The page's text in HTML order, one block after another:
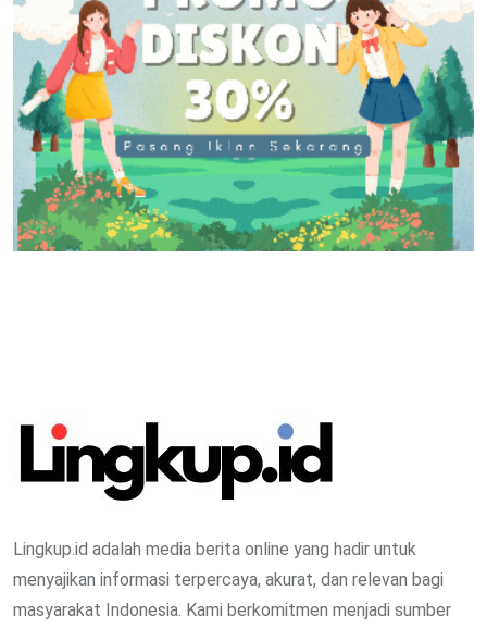
Lingkup.id adalah media berita online yang hadir untuk
menyajikan informasi terpercaya, akurat, dan relevan bagi
masyarakat Indonesia. Kami berkomitmen menjadi sumber